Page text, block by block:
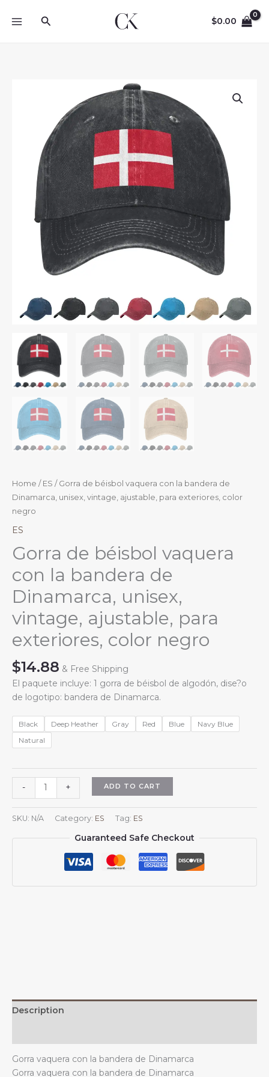
Search $0.00
Home / ES / Gorra de béisbol vaquera con la bandera de
Dinamarca, unisex, vintage, ajustable, para exteriores, color
negro
ES
Gorra de béisbol vaquera
con la bandera de
Dinamarca, unisex,
vintage, ajustable, para
exteriores, color negro
$14.88 & Free Shipping
El paquete incluye: 1 gorra de béisbol de algodón, dise?o
de logotipo: bandera de Dinamarca.
Black Deep Heather Gray Red Blue
Navy Blue
Natural
-
de
béisbol
vaquera
con
quantity
+ ADD TO CART
SKU: N/A Category: ES Tag: ES
Guaranteed Safe Checkout
Description
Gorra vaquera con la bandera de Dinamarca
Gorra vaquera con la bandera de Dinamarca